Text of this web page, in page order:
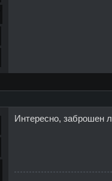
Интересно, заброшен